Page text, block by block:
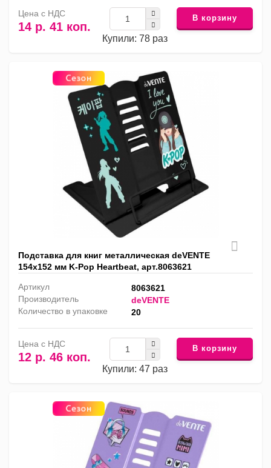
Цена с НДС
14 р. 41 коп.
Купили: 78 раз
В корзину
Подставка для книг металлическая deVENTE
154х152 мм K-Pop Heartbeat, арт.8063621
Артикул
8063621
Производитель
deVENTE
Количество в упаковке
20
Цена с НДС
12 р. 46 коп.
Купили: 47 раз
В корзину